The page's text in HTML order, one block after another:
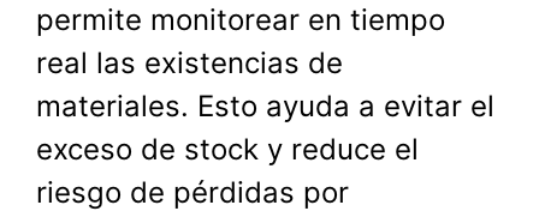
permite monitorear en tiempo
real las existencias de
materiales. Esto ayuda a evitar el
exceso de stock y reduce el
riesgo de pérdidas por